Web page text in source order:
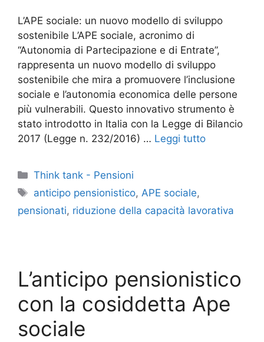
L’APE sociale: un nuovo modello di sviluppo
sostenibile L’APE sociale, acronimo di
“Autonomia di Partecipazione e di Entrate”,
rappresenta un nuovo modello di sviluppo
sostenibile che mira a promuovere l’inclusione
sociale e l’autonomia economica delle persone
più vulnerabili. Questo innovativo strumento è
stato introdotto in Italia con la Legge di Bilancio
2017 (Legge n. 232/2016) … Leggi tutto
Categorie
Think tank - Pensioni
Tag
anticipo pensionistico,APE sociale,
pensionati, riduzione della capacità lavorativa
L’anticipo pensionistico
con la cosiddetta Ape
sociale